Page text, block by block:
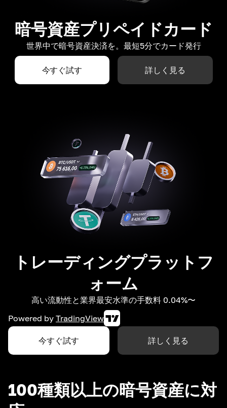
暗号資産プリペイドカード
世界中で暗号資産決済を。最短5分でカード発行
今すぐ試す 詳しく見る
トレーディングプラットフ
ォーム
高い流動性と業界最安水準の手数料 0.04%〜
Powered by TradingView
今すぐ試す 詳しく見る
100種類以上の暗号資産に対